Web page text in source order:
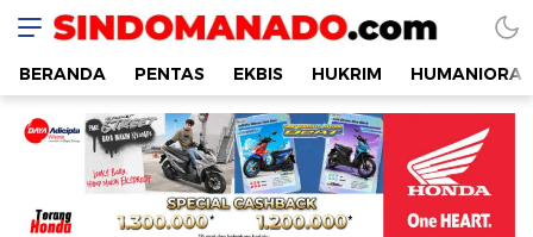
SINDOMANADO
Informatif dan Edukatif
BERANDA PENTAS EKBIS HUKRIM HUMANIORA